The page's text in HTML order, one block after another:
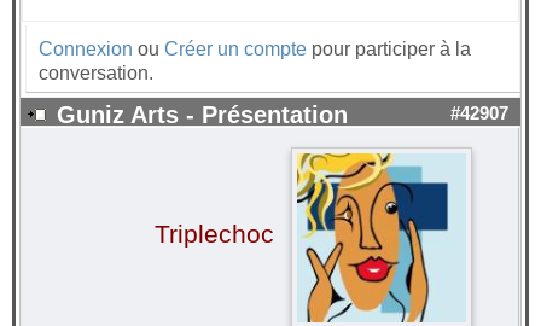
Connexion ou Créer un compte pour participer à la
conversation.
Guniz Arts - Présentation #42907
Triplechoc